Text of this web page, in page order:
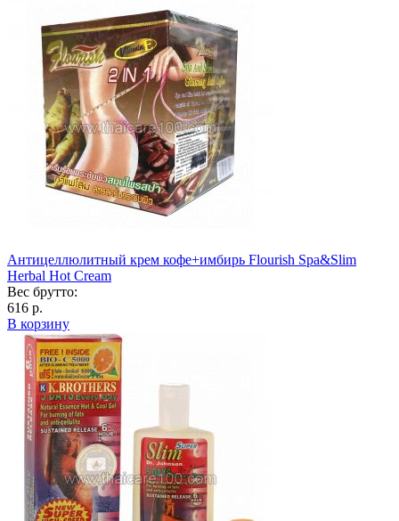
Антицеллюлитный крем кофе+имбирь Flourish Spa&Slim
Herbal Hot Cream
Вес брутто:
616 р.
В корзину